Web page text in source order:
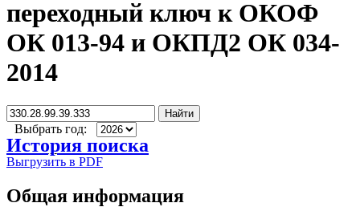
переходный ключ к ОКОФ
ОК 013-94 и ОКПД2 ОК 034-
2014
Найти
Выбрать год:
История поиска
Выгрузить в PDF
Общая информация